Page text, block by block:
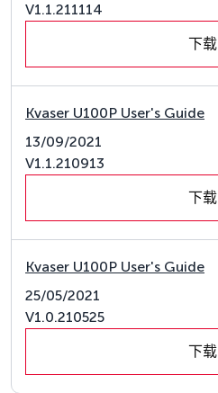
V1.1.211114
下载
Kvaser U100P User's Guide
13/09/2021
V1.1.210913
下载
Kvaser U100P User's Guide
25/05/2021
V1.0.210525
下载